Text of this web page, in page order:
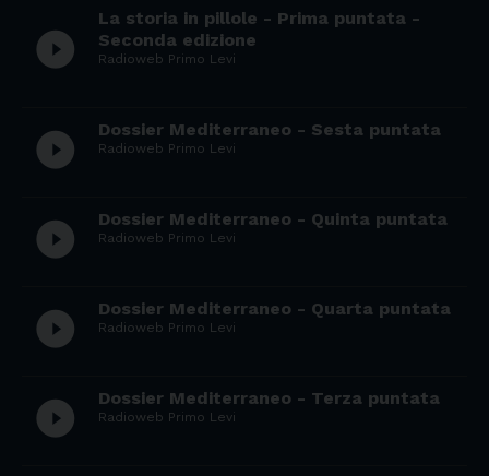
play_circle_filled
La storia in pillole - Prima puntata -
Seconda edizione
Radioweb Primo Levi
play_circle_filled Dossier Mediterraneo - Sesta puntata
Radioweb Primo Levi
play_circle_filled Dossier Mediterraneo - Quinta puntata
Radioweb Primo Levi
play_circle_filled Dossier Mediterraneo - Quarta puntata
Radioweb Primo Levi
play_circle_filled Dossier Mediterraneo - Terza puntata
Radioweb Primo Levi